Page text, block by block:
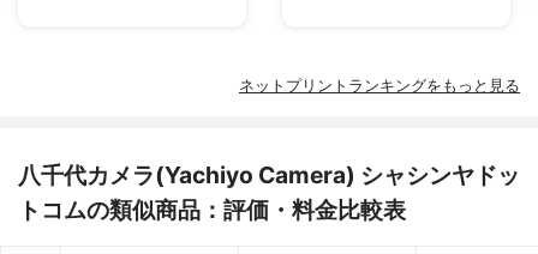
ネットプリントランキングをもっと見る
八千代カメラ(Yachiyo Camera) シャシンヤドッ
トコムの類似商品：評価・料金比較表